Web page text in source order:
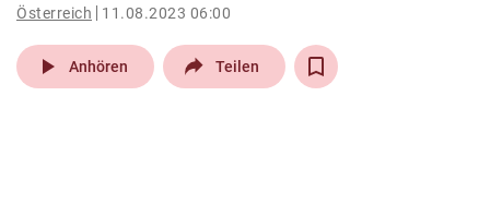
pin_drop
Wien arrow_right
Österreich 11.08.2023 06:00
play_arrow Anhören Teilen